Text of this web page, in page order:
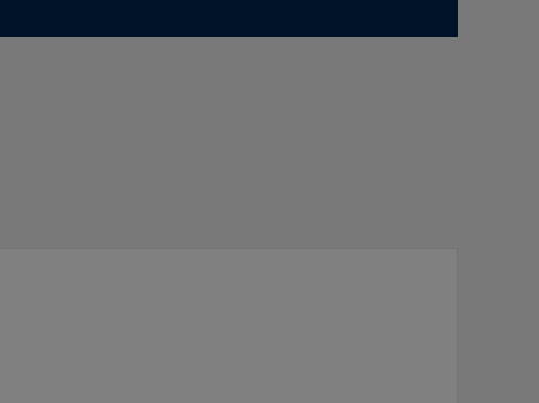
jako je pumpička, kompresor, brčko
a ochrana přírody: